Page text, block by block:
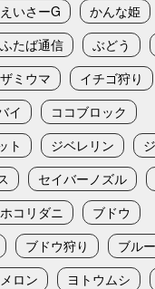
えいさーG かんな姫
ふたば通信 ぶどう
ミウマ
イチゴ狩り
イ
ココブロック
ト
ジベレリン
セイバーノズル
コリダニ
ブドウ
ブドウ狩り
ブル
メロン ヨトウムシ